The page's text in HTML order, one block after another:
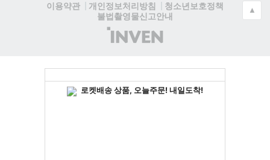
이용약관
개인정보처리방침
청소년보호정책
불법촬영물신고안내
(주)
인
▲